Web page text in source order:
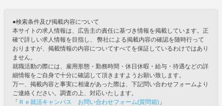
●検索条件及び掲載内容について
本サイトの求人情報は、広告主の責任に基づき情報を掲載しています。正
確で詳しい求人情報を目指し、 弊社による掲載内容の確認を随時行って
おりますが、掲載情報の内容についてすべてを保証しているわけではあり
ません。
就職活動の際には、雇用形態・勤務時間・休日休暇・給与・待遇などの詳
細情報をご自身で十分に確認して頂きますようお願い致します。
万一、掲載内容と事実に相違があった際は、下記問い合わせフォームより
ご連絡ください。調査の上、対応いたします。
「 Ｒｅ就活キャンパス お問い合わせフォーム(質問箱) 」